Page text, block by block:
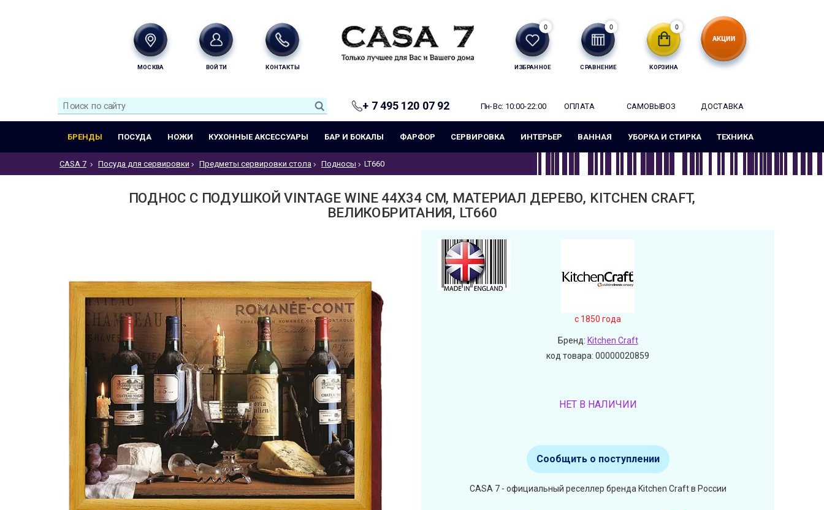
МОСКВА ВОЙТИ КОНТАКТЫ ИЗБРАННОЕ
0
СРАВНЕНИЕ
0
КОРЗИНА
0
+ 7 495 120 07 92 Пн-Вс: 10:00-22:00 ОПЛАТА САМОВЫВОЗ ДОСТАВКА
БРЕНДЫ ПОСУДА НОЖИ КУХОННЫЕ АКСЕССУАРЫ БАР И БОКАЛЫ ФАРФОР СЕРВИРОВКА ИНТЕРЬЕР ВАННАЯ УБОРКА И СТИРКА ТЕХНИКА
CASA 7 Посуда для сервировки Предметы сервировки стола Подносы LT660
ПОДНОС С ПОДУШКОЙ VINTAGE WINE 44X34 СМ, МАТЕРИАЛ ДЕРЕВО, KITCHEN CRAFT,
ВЕЛИКОБРИТАНИЯ, LT660
c 1850 года
Бренд: Kitchen Craft
код товара: 00000020859
НЕТ В НАЛИЧИИ
Сообщить о поступлении
CASA 7 - официальный реселлер бренда Kitchen Craft в России